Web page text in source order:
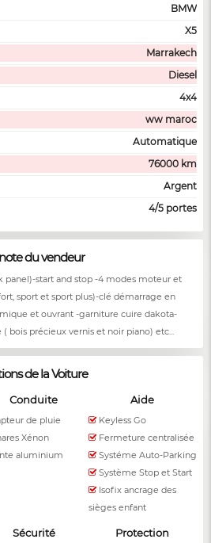
BMW
X5
Marrakech
Diesel
4x4
ww maroc
Automatique
76000 km
Argent
4/5 portes
du vendeur
start and stop -4 modes moteur et
sport et sport plus)-clé démarrage en
et ouvrant -garniture cuire dakota-
bois précieux vernis et noir piano) etc...
de la Voiture
Conduite
de pluie
Xénon
aluminium
Aide
Keyless Go
Fermeture centralisée
Systéme Auto-Parking
Système Stop et Start
Isofix ancrage des
sièges enfant
Sécurité Protection